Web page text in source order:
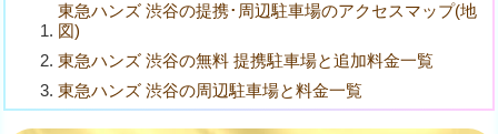
東急ハンズ 渋谷の提携･周辺駐車場のアクセスマップ(地
図)
東急ハンズ 渋谷の無料 提携駐車場と追加料金一覧
東急ハンズ 渋谷の周辺駐車場と料金一覧